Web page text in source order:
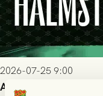
2026-07-25 9:00
Allt du behöver veta